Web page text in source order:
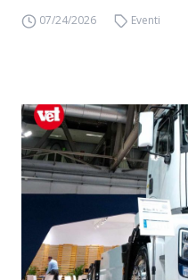
07/24/2026 Eventi